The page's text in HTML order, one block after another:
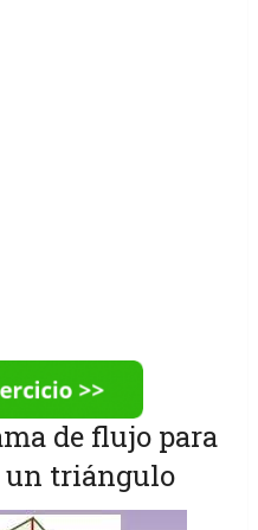
de flujo para
un triángulo